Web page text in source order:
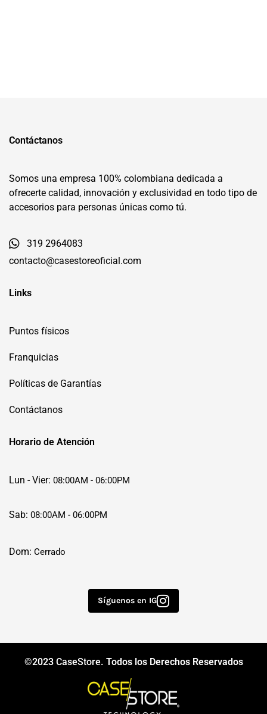
Contáctanos
Somos una empresa 100% colombiana dedicada a
ofrecerte calidad, innovación y exclusividad en todo tipo de
accesorios para personas únicas como tú.
319 2964083
contacto@casestoreoficial.com
Links
Puntos físicos
Franquicias
Políticas de Garantías
Contáctanos
Horario de Atención
Lun - Vier: 08:00AM - 06:00PM
Sab: 08:00AM - 06:00PM
Dom: Cerrado
Síguenos en IG
©2023 CaseStore. Todos los Derechos Reservados